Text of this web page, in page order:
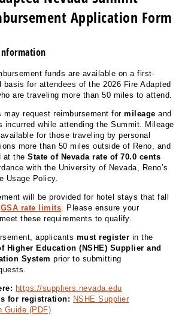
Application Form
funds are available on a first-
for attendees of the 2026 Fire Adapted
are traveling more than 50 miles to attend.
may request reimbursement formileage and
incurred while attending the Summit. Mileage
for those traveling by personal
more than 50 miles outside of Reno, and
at theState of Nevada rate of 70.0 cents
with the University of Nevada, Reno’s
Usage Policy.
will be provided for hotel stays that fall
GSA rate limits . Please ensure your
these requirements to qualify.
applicants must register in the
Higher Education (NSHE) Supplier and
System prior to submitting
https://suppliers.nevada.edu
for registration: NSHE Supplier
Guide (PDF)